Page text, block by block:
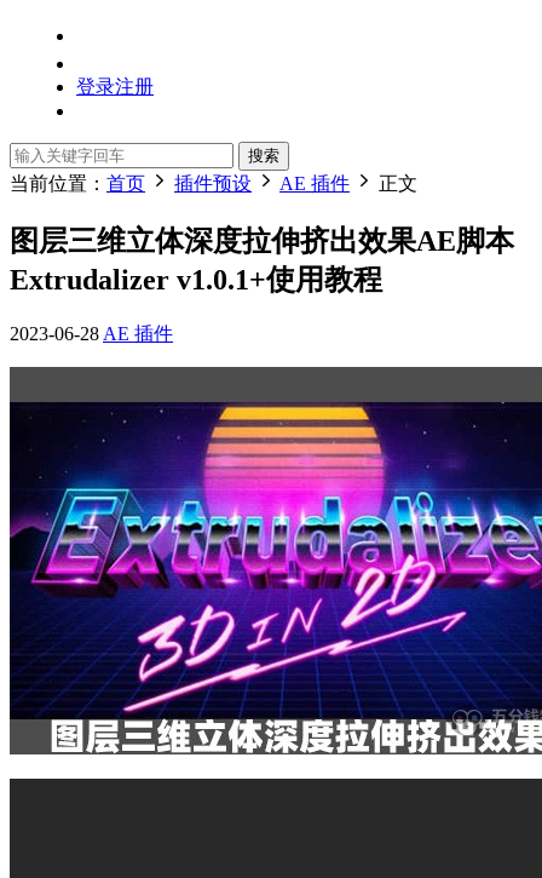
登录注册
搜索
当前位置： 首页 插件预设 AE 插件 正文
图层三维立体深度拉伸挤出效果AE脚本
Extrudalizer v1.0.1+使用教程
2023-06-28AE 插件